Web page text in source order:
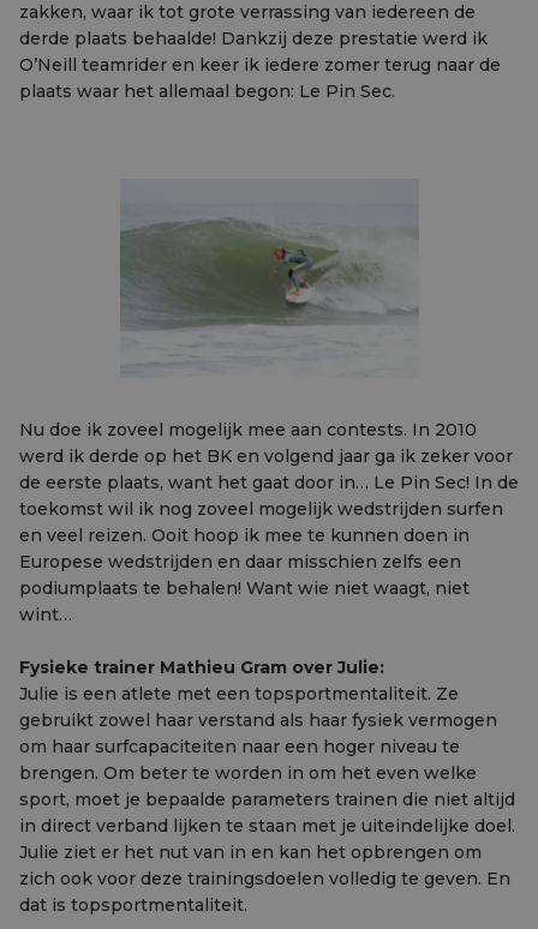
zakken, waar ik tot grote verrassing van iedereen de
derde plaats behaalde! Dankzij deze prestatie werd ik
O’Neill teamrider en keer ik iedere zomer terug naar de
plaats waar het allemaal begon: Le Pin Sec.
Nu doe ik zoveel mogelijk mee aan contests. In 2010
werd ik derde op het BK en volgend jaar ga ik zeker voor
de eerste plaats, want het gaat door in… Le Pin Sec! In de
toekomst wil ik nog zoveel mogelijk wedstrijden surfen
en veel reizen. Ooit hoop ik mee te kunnen doen in
Europese wedstrijden en daar misschien zelfs een
podiumplaats te behalen! Want wie niet waagt, niet
wint…
Fysieke trainer Mathieu Gram over Julie:
Julie is een atlete met een topsportmentaliteit. Ze
gebruikt zowel haar verstand als haar fysiek vermogen
om haar surfcapaciteiten naar een hoger niveau te
brengen. Om beter te worden in om het even welke
sport, moet je bepaalde parameters trainen die niet altijd
in direct verband lijken te staan met je uiteindelijke doel.
Julie ziet er het nut van in en kan het opbrengen om
zich ook voor deze trainingsdoelen volledig te geven. En
dat is topsportmentaliteit.